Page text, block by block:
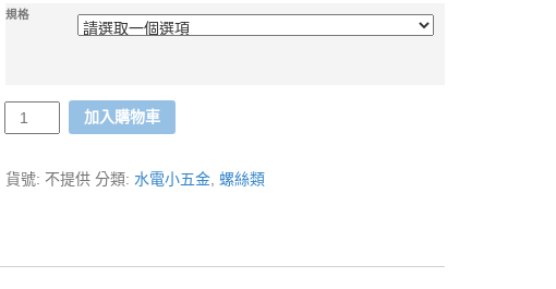
規格
加入購物車
貨號: 不提供 分類: 水電小五金, 螺絲類